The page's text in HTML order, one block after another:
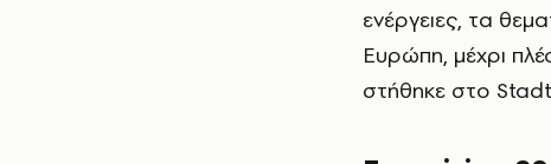
ενέργειες, τα
Ευρώπη, μέχρι
στήθηκε στο